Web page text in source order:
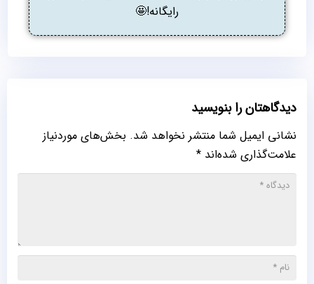
رایگانه!🤩
دیدگاهتان را بنویسید
نشانی ایمیل شما منتشر نخواهد شد. بخش‌های موردنیاز
علامت‌گذاری شده‌اند *